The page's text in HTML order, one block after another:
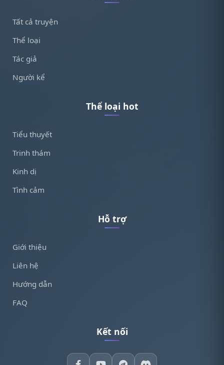
Tất cả truyện
Thể loại
Tác giả
Người kể
Thể loại hot
Tiểu thuyết
Trinh thám
Kinh dị
Tình cảm
Hỗ trợ
Giới thiệu
Liên hệ
Hướng dẫn
FAQ
Kết nối